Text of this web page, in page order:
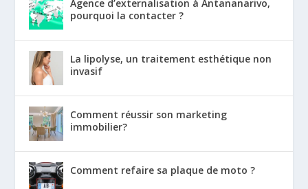
Agence d’externalisation à Antananarivo,
pourquoi la contacter ?
La lipolyse, un traitement esthétique non
invasif
Comment réussir son marketing
immobilier?
Comment refaire sa plaque de moto ?